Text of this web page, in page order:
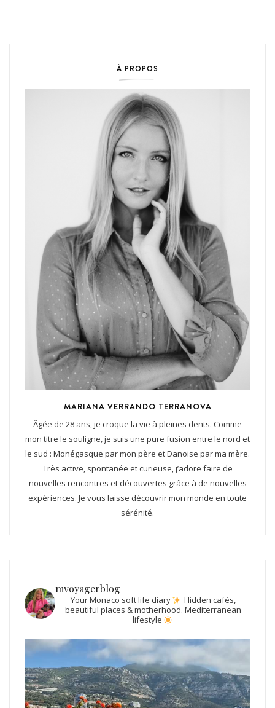
À PROPOS
MARIANA VERRANDO TERRANOVA
Âgée de 28 ans, je croque la vie à pleines dents. Comme
mon titre le souligne, je suis une pure fusion entre le nord et
le sud : Monégasque par mon père et Danoise par ma mère.
Très active, spontanée et curieuse, j’adore faire de
nouvelles rencontres et découvertes grâce à de nouvelles
expériences. Je vous laisse découvrir mon monde en toute
sérénité.
mvoyagerblog
Your Monaco soft life diary
Hidden cafés,
beautiful places & motherhood. Mediterranean
lifestyle